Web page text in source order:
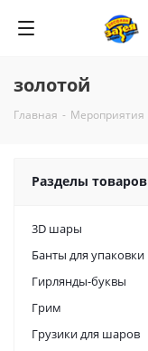
золотой
Главная - Мероприятия
Разделы товаров
3D шары
Банты для упаковки
Гирлянды-буквы
Грим
Грузики для шаров